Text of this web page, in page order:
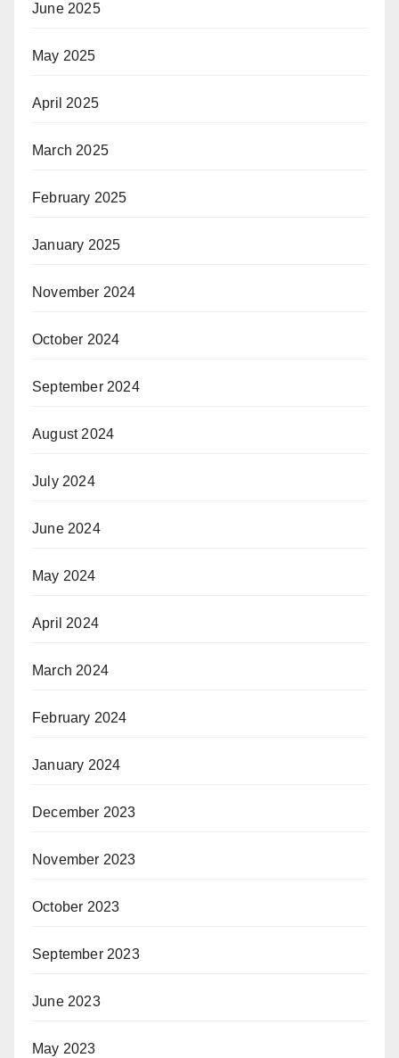
June 2025
May 2025
April 2025
March 2025
February 2025
January 2025
November 2024
October 2024
September 2024
August 2024
July 2024
June 2024
May 2024
April 2024
March 2024
February 2024
January 2024
December 2023
November 2023
October 2023
September 2023
June 2023
May 2023